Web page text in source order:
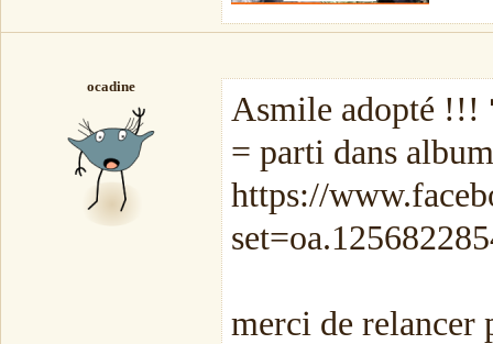
ocadine
Asmile adopté !!!
= parti dans
https://
merci de relancer